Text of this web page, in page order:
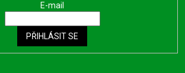
E-mail
PŘIHLÁSIT SE